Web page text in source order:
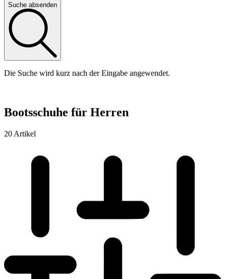
Suche absenden
Die Suche wird kurz nach der Eingabe angewendet.
Bootsschuhe für Herren
20 Artikel